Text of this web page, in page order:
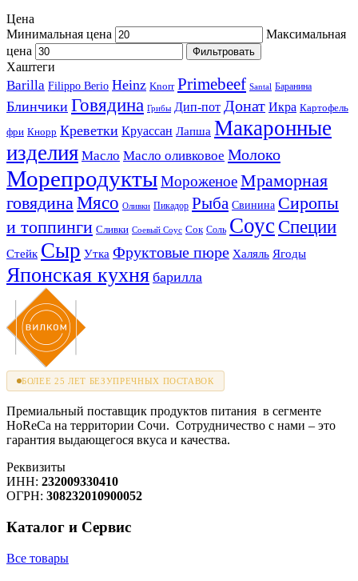
Цена
Минимальная цена
Максимальная
цена
Фильтровать
Хаштеги
Barilla Filippo Berio Heinz Knorr Primebeef Santal Баранина
Блинчики Говядина Грибы Дип-пот Донат Икра Картофель
фри Кнорр Креветки Круассан Лапша Макаронные
изделия Масло Масло оливковое Молоко
МорепродуктыМороженоеМраморная
говядинаМясо Оливки Пикадор Рыба Свинина Сиропы
и топпинги Сливки Соевый Соус Сок Соль Соус Специи
Стейк Сыр Утка Фруктовые пюре Халяль Ягоды
Японская кухня барилла
БОЛЕЕ 25 ЛЕТ БЕЗУПРЕЧНЫХ ПОСТАВОК
Премиальный поставщик продуктов питания в сегменте
HoReCa на территории Сочи. Сотрудничество с нами – это
гарантия выдающегося вкуса и качества.
Реквизиты
ИНН: 232009330410
ОГРН: 308232010900052
Каталог и Сервис
Все товары